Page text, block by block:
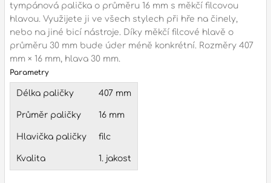
gsm.: +420 777 888 088
tel.: +420 222 782 732
prodejna@bici.cz
Otevírací doba
pondělí – pátek :
sobota :ZAVŘENO
neděle :ZAVŘENO
státní svátky :ZAVŘENO
tympánová palička o průměru 16 mm s měkčí filcovou
hlavou. Využijete ji ve všech stylech při hře na činely,
nebo na jiné bicí nástroje. Díky měkčí filcové hlavě o
průměru 30 mm bude úder méně konkrétní. Rozměry 407
mm × 16 mm, hlava 30 mm.
Parametry
Délka paličky 407 mm
Průměr paličky 16 mm
Hlavička paličky filc
Kvalita 1. jakost